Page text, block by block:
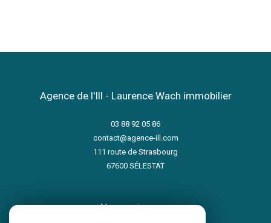
Agence de l'Ill - Laurence Wach immobilier
03 88 92 05 86
contact@agence-ill.com
111 route de Strasbourg
67600
SÉLESTAT
nous suivre sur